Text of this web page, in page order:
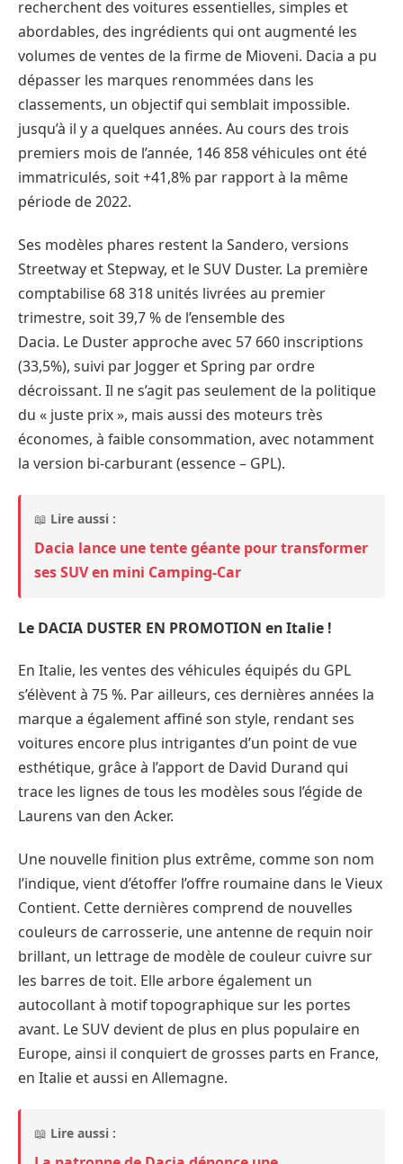
recherchent des voitures essentielles, simples et
abordables, des ingrédients qui ont augmenté les
volumes de ventes de la firme de Mioveni. Dacia a pu
dépasser les marques renommées dans les
classements, un objectif qui semblait impossible.
jusqu’à il y a quelques années. Au cours des trois
premiers mois de l’année, 146 858 véhicules ont été
immatriculés, soit +41,8% par rapport à la même
période de 2022.
Ses modèles phares restent la Sandero, versions
Streetway et Stepway, et le SUV Duster. La première
comptabilise 68 318 unités livrées au premier
trimestre, soit 39,7 % de l’ensemble des
Dacia. Le Duster approche avec 57 660 inscriptions
(33,5%), suivi par Jogger et Spring par ordre
décroissant. Il ne s’agit pas seulement de la politique
du « juste prix », mais aussi des moteurs très
économes, à faible consommation, avec notamment
la version bi-carburant (essence – GPL).
📖 Lire aussi :
Dacia lance une tente géante pour transformer
ses SUV en mini Camping-Car
Le DACIA DUSTER EN PROMOTION en Italie !
En Italie, les ventes des véhicules équipés du GPL
s’élèvent à 75 %. Par ailleurs, ces dernières années la
marque a également affiné son style, rendant ses
voitures encore plus intrigantes d’un point de vue
esthétique, grâce à l’apport de David Durand qui
trace les lignes de tous les modèles sous l’égide de
Laurens van den Acker.
Une nouvelle finition plus extrême, comme son nom
l’indique, vient d’étoffer l’offre roumaine dans le Vieux
Contient. Cette dernières comprend de nouvelles
couleurs de carrosserie, une antenne de requin noir
brillant, un lettrage de modèle de couleur cuivre sur
les barres de toit. Elle arbore également un
autocollant à motif topographique sur les portes
avant. Le SUV devient de plus en plus populaire en
Europe, ainsi il conquiert de grosses parts en France,
en Italie et aussi en Allemagne.
📖 Lire aussi :